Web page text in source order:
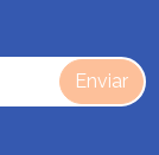
Enviar